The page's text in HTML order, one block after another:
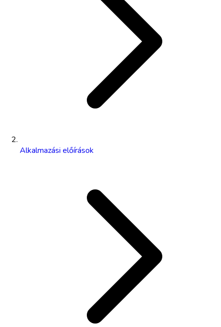
Alkalmazási előírások